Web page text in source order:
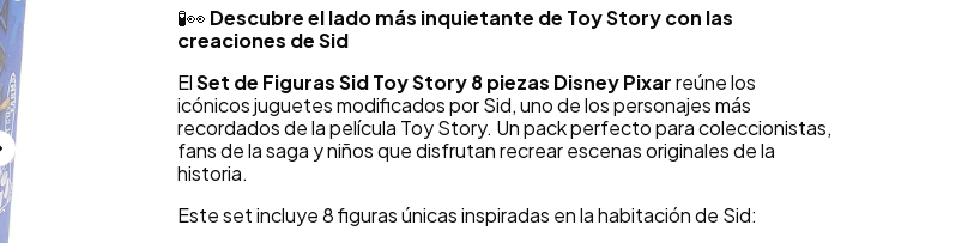
🧪👀 Descubre el lado más inquietante de Toy Story con las
creaciones de Sid
ElSet de Figuras Sid Toy Story 8 piezas Disney Pixarreúne los
icónicos juguetes modificados por Sid, uno de los personajes más
recordados de la película Toy Story. Un pack perfecto para coleccionistas,
fans de la saga y niños que disfrutan recrear escenas originales de la
historia.
Este set incluye 8 figuras únicas inspiradas en la habitación de Sid: